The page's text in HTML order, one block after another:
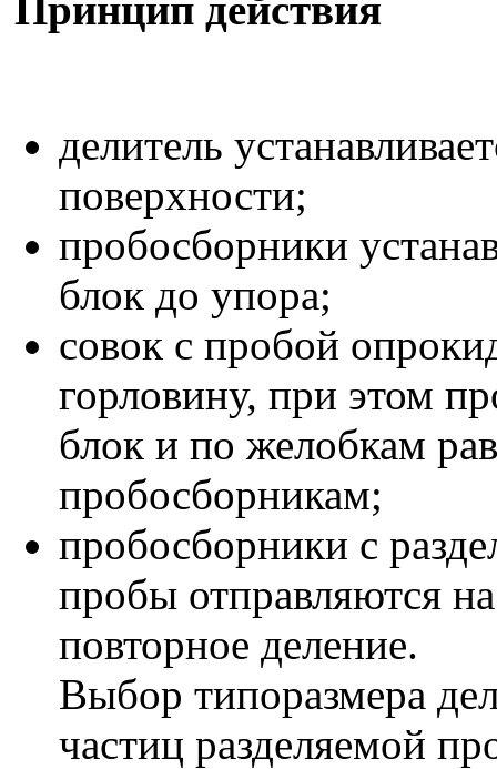
делитель
поверхности;
пробосборники
блок до упора;
совок с пробой
горловину, при этом
блок и по желобкам
пробосборникам;
пробосборники с
пробы отправляются
повторное деление.
Выбор типоразмера
частиц разделяемой